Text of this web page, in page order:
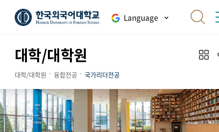
Language
대학/대학원
대학/대학원 융합전공 국가리더전공